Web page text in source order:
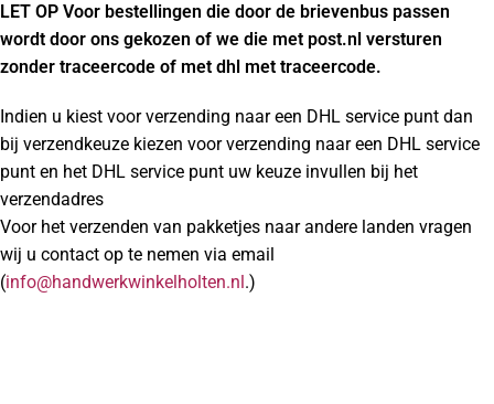
LET OP Voor bestellingen die door de brievenbus passen
wordt door ons gekozen of we die met post.nl versturen
zonder traceercode of met dhl met traceercode.
Indien u kiest voor verzending naar een DHL service punt dan
bij verzendkeuze kiezen voor verzending naar een DHL service
punt en het DHL service punt uw keuze invullen bij het
verzendadres
Voor het verzenden van pakketjes naar andere landen vragen
wij u contact op te nemen via email
(info@handwerkwinkelholten.nl .)